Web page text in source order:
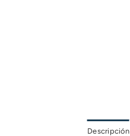
Descripción